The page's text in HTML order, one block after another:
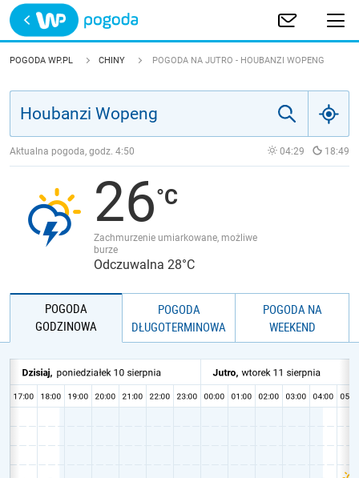
Trwa ładowanie
POLSKA
JAKOŚĆ POWIETRZA
POGODA WP.PL CHINY POGODA NA JUTRO - HOUBANZI WOPENG
Aktualna pogoda, godz. 4:50 04:29 18:49
26
Zachmurzenie umiarkowane, możliwe
burze
Odczuwalna 28°C
POGODA
GODZINOWA
POGODA
DŁUGOTERMINOWA
POGODA NA
WEEKEND